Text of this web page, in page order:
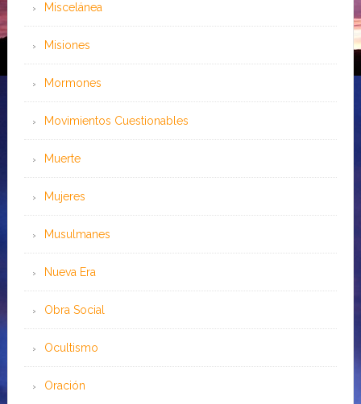
Miscelánea
Misiones
Mormones
Movimientos Cuestionables
Muerte
Mujeres
Musulmanes
Nueva Era
Obra Social
Ocultismo
Oración